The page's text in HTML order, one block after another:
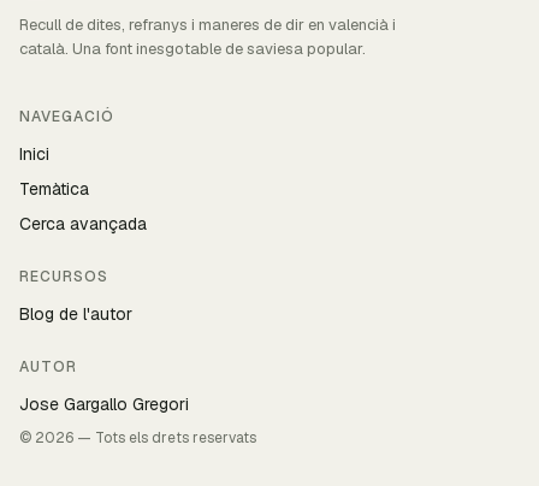
Recull de dites, refranys i maneres de dir en valencià i
català. Una font inesgotable de saviesa popular.
NAVEGACIÓ
Inici
Temàtica
Cerca avançada
RECURSOS
Blog de l'autor
AUTOR
Jose Gargallo Gregori
© 2026 — Tots els drets reservats